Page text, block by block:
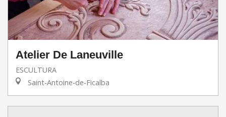
Atelier De Laneuville
ESCULTURA
Saint-Antoine-de-Ficalba